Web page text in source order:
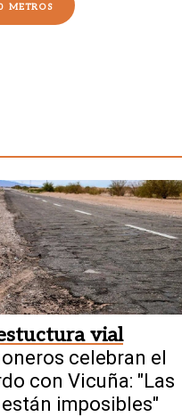
METROS
vial
celebran el
con Vicuña: "Las
imposibles"